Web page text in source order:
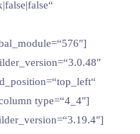
type=“4_4″]